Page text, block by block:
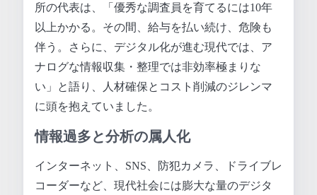
所の代表は、「優秀な調査員を育てるには10年
以上かかる。その間、給与を払い続け、危険も
伴う。さらに、デジタル化が進む現代では、ア
ナログな情報収集・整理では非効率極まりな
い」と語り、人材確保とコスト削減のジレンマ
に頭を抱えていました。
情報過多と分析の属人化
インターネット、SNS、防犯カメラ、ドライブレ
コーダーなど、現代社会には膨大な量のデジタ